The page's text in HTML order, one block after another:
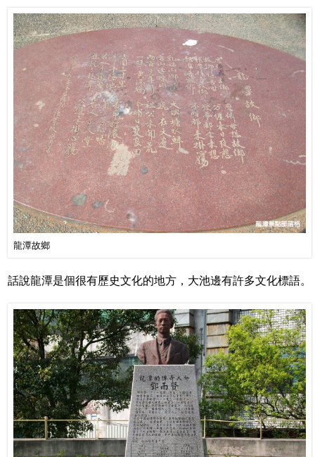
龍潭故鄉
話說龍潭是個很有歷史文化的地方，大池邊有許多文化標語。